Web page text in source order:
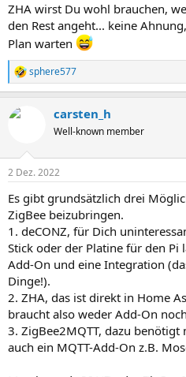
ZHA wirst Du wohl brauchen,
den Rest angeht... keine
Plan warten
R
e
k
e
:
sphere577
carsten_h
Well-known member
2 Dez. 2022
Es gibt grundsätzlich drei
ZigBee beizubringen.
1. deCONZ, für Dich
Stick oder der Platine für den
Add-On und eine Integration
Dinge!).
2. ZHA, das ist direkt in Home
braucht also weder Add-On
3. ZigBee2MQTT, dazu
auch ein MQTT-Add-On z.B.